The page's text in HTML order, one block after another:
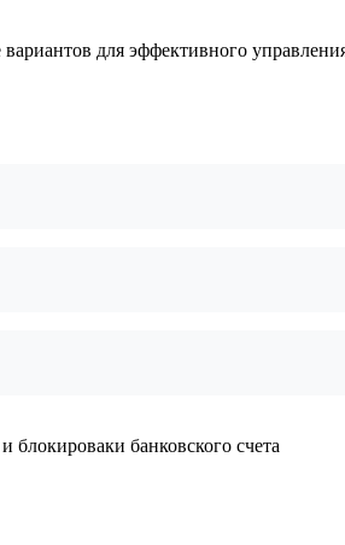
для эффективного
банковского счета